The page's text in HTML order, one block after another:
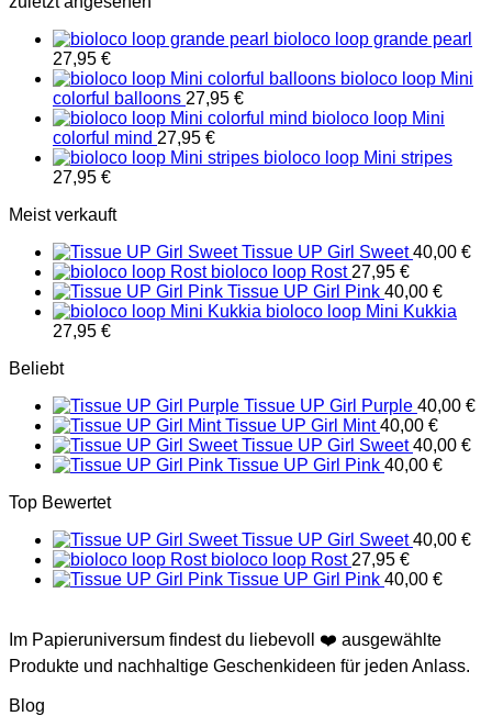
bioloco loop grande pearl
27,95 €
bioloco loop Mini
colorful balloons 27,95 €
bioloco loop Mini
colorful mind 27,95 €
bioloco loop Mini stripes
27,95 €
Meist verkauft
Tissue UP Girl Sweet 40,00 €
bioloco loop Rost 27,95 €
Tissue UP Girl Pink 40,00 €
bioloco loop Mini Kukkia
27,95 €
Beliebt
Tissue UP Girl Purple 40,00 €
Tissue UP Girl Mint 40,00 €
Tissue UP Girl Sweet 40,00 €
Tissue UP Girl Pink 40,00 €
Top Bewertet
Tissue UP Girl Sweet 40,00 €
bioloco loop Rost 27,95 €
Tissue UP Girl Pink 40,00 €
Im Papieruniversum findest du liebevoll ❤️ ausgewählte
Produkte und nachhaltige Geschenkideen für jeden Anlass.
Blog